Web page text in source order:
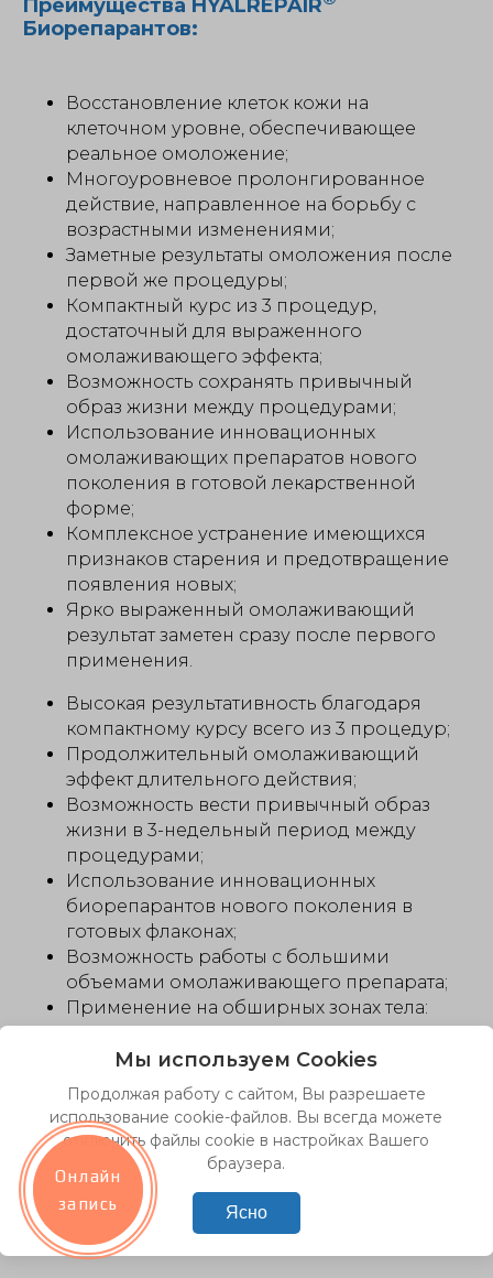
Преимущества HYALREPAIR
Биорепарантов:
Восстановление клеток кожи на
клеточном уровне, обеспечивающее
реальное омоложение;
Многоуровневое пролонгированное
действие, направленное на борьбу с
возрастными изменениями;
Заметные результаты омоложения после
первой же процедуры;
Компактный курс из 3 процедур,
достаточный для выраженного
омолаживающего эффекта;
Возможность сохранять привычный
образ жизни между процедурами;
Использование инновационных
омолаживающих препаратов нового
поколения в готовой лекарственной
форме;
Комплексное устранение имеющихся
признаков старения и предотвращение
появления новых;
Ярко выраженный омолаживающий
результат заметен сразу после первого
применения.
Высокая результативность благодаря
компактному курсу всего из 3 процедур;
Продолжительный омолаживающий
эффект длительного действия;
Возможность вести привычный образ
жизни в 3-недельный период между
процедурами;
Использование инновационных
биорепарантов нового поколения в
готовых флаконах;
Возможность работы с большими
объемами омолаживающего препарата;
Применение на обширных зонах тела:
плечи, волосистая часть головы;
Многоуровневое воздействие с
использованием различных техник, в том
числе канюльных, для работы с
эпидермисом, дермой и гиподермой;
Высокая экономическая доступность
эффективной омолаживающей
процедуры для пациентов.
Онлайн
запись
Онлайн
запись
Мы используем Cookies
Продолжая работу с сайтом, Вы разрешаете
использование cookie-файлов. Вы всегда можете
отключить файлы cookie в настройках Вашего
браузера.
Ясно